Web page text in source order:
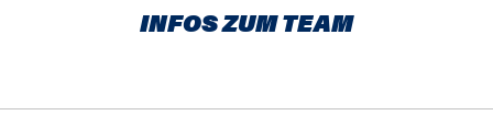
INFOS ZUM TEAM